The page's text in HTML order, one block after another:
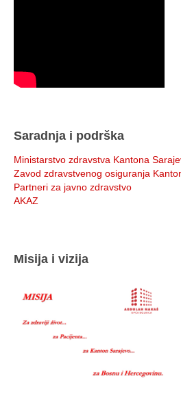
Saradnja i podrška
Ministarstvo zdravstva Kantona
Zavod zdravstvenog osiguranja
Partneri za javno zdravstvo
AKAZ
Misija i vizija